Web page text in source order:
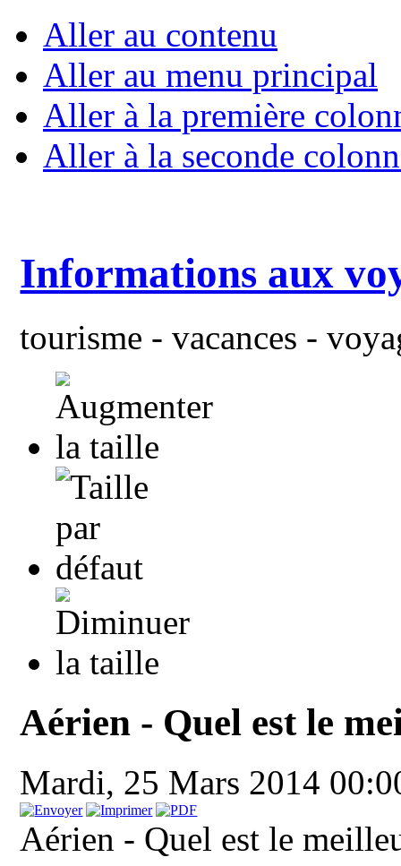
Aller au contenu
Aller au menu principal
Aller à la première
Aller à la seconde
Informations aux
tourisme - vacances -
Aérien - Quel est le
Mardi, 25 Mars 2014
Aérien - Quel est le